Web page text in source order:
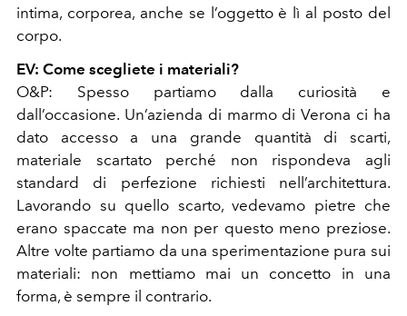
intima, corporea, anche se l’oggetto è lì al posto del
corpo.
EV: Come scegliete i materiali?
O&P: Spesso partiamo dalla curiosità e
dall’occasione. Un’azienda di marmo di Verona ci ha
dato accesso a una grande quantità di scarti,
materiale scartato perché non rispondeva agli
standard di perfezione richiesti nell’architettura.
Lavorando su quello scarto, vedevamo pietre che
erano spaccate ma non per questo meno preziose.
Altre volte partiamo da una sperimentazione pura sui
materiali: non mettiamo mai un concetto in una
forma, è sempre il contrario.